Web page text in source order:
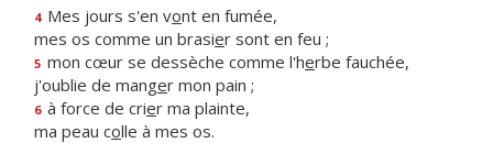
4 Mes jours s'en vont en fumée,
mes os comme un brasier sont en feu ;
5 mon cœur se dessèche comme l'herbe fauchée,
j'oublie de manger mon pain ;
6 à force de crier ma plainte,
ma peau colle à mes os.